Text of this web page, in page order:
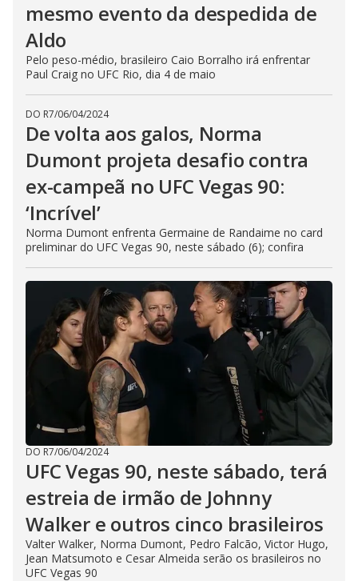
mesmo evento da despedida de
Aldo
Pelo peso-médio, brasileiro Caio Borralho irá enfrentar
Paul Craig no UFC Rio, dia 4 de maio
DO R7/06/04/2024
De volta aos galos, Norma
Dumont projeta desafio contra
ex-campeã no UFC Vegas 90:
‘Incrível’
Norma Dumont enfrenta Germaine de Randaime no card
preliminar do UFC Vegas 90, neste sábado (6); confira
DO R7/06/04/2024
UFC Vegas 90, neste sábado, terá
estreia de irmão de Johnny
Walker e outros cinco brasileiros
Valter Walker, Norma Dumont, Pedro Falcão, Victor Hugo,
Jean Matsumoto e Cesar Almeida serão os brasileiros no
UFC Vegas 90